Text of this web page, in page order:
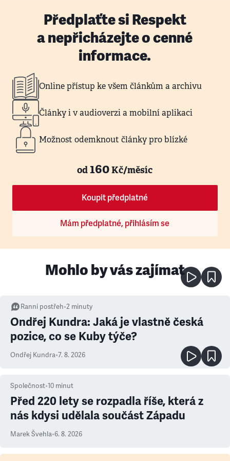
Předplaťte si Respekt
a nepřicházejte o cenné
informace.
Online přístup ke všem článkům a archivu
Články i v audioverzi a mobilní aplikaci
Možnost odemknout články pro blízké
od160Kč/měsíc
Koupit předplatné
Mám předplatné, přihlásím se
Mohlo by vás zajímat
Ranní postřeh•2 minuty
Ondřej Kundra: Jaká je vlastně česká
pozice, co se Kuby týče?
Ondřej Kundra•7. 8. 2026
Společnost•10 minut
Před 220 lety se rozpadla říše, která z
nás kdysi udělala součást Západu
Marek Švehla•6. 8. 2026